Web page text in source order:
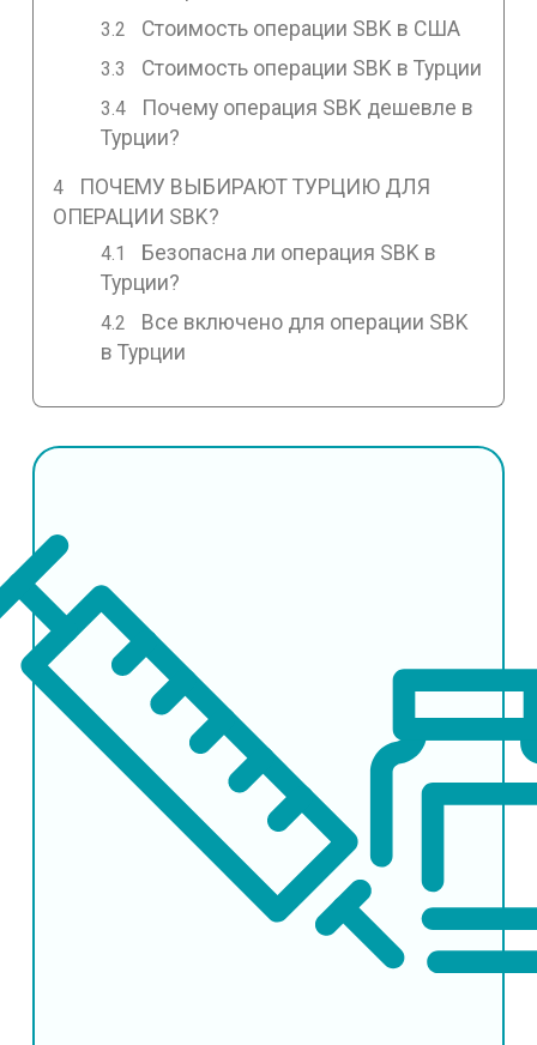
Стоимость операции SBK в США
Стоимость операции SBK в Турции
Почему операция SBK дешевле в
Турции?
ПОЧЕМУ ВЫБИРАЮТ ТУРЦИЮ ДЛЯ
ОПЕРАЦИИ SBK?
Безопасна ли операция SBK в
Турции?
Все включено для операции SBK
в Турции